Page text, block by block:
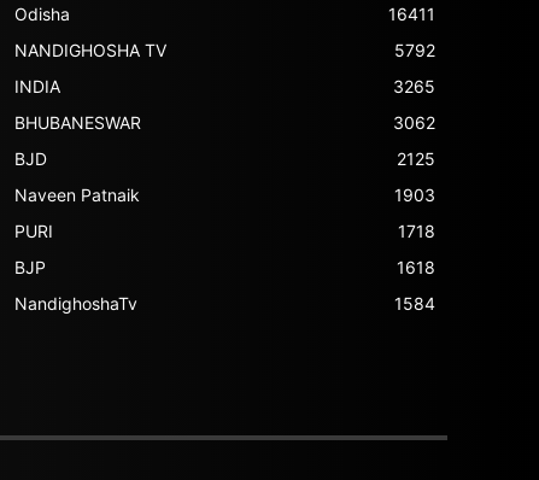
Odisha
16411
NANDIGHOSHA TV
5792
INDIA
3265
BHUBANESWAR
3062
BJD
2125
Naveen Patnaik
1903
PURI
1718
BJP
1618
NandighoshaTv
1584